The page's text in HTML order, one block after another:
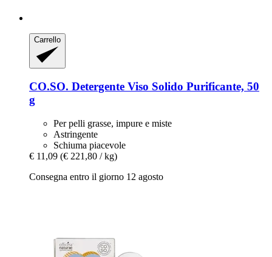
Carrello
CO.SO. Detergente Viso Solido Purificante, 50
g
Per pelli grasse, impure e miste
Astringente
Schiuma piacevole
€ 11,09 (€ 221,80 / kg)
Consegna entro il giorno 12 agosto